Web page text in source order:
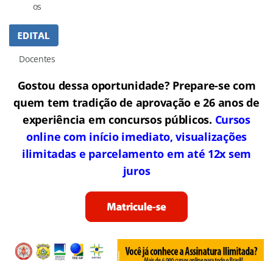
os
Docentes
Gostou dessa oportunidade? Prepare-se com
quem tem tradição de aprovação e 26 anos de
experiência em concursos públicos. Cursos
online com início imediato, visualizações
ilimitadas e parcelamento em até 12x sem
juros